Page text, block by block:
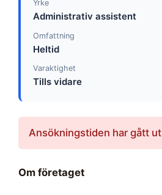
Yrke
Administrativ assistent
Omfattning
Heltid
Varaktighet
Tills vidare
Ansökningstiden har gått ut
Om företaget